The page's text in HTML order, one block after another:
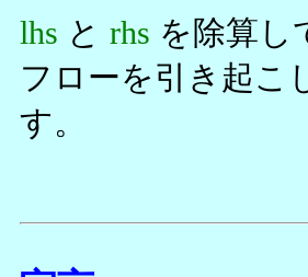
lhs と rhs を除算し
フローを引き起こ
す。